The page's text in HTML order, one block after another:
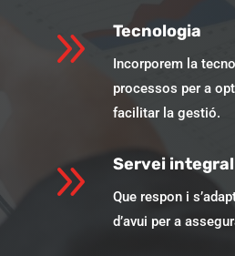
9 Tecnologia
Incorporem la
processos per a
facilitar la gestió.
9 Servei integral
Que respon i
d’avui per a